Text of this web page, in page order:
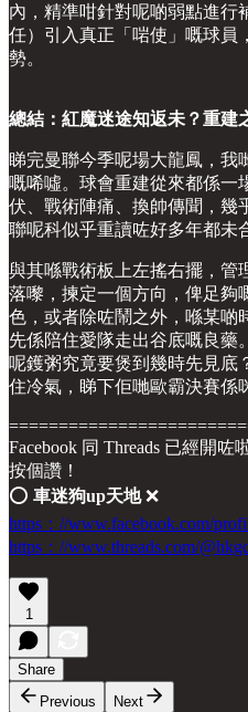
內，精準咁針對呢啲弱點進行
任）引入真正「啱使」嘅球員
勢。
總結：紅魔迷途知返未？重建
睇完曼聯今季呢場大龍鳳，我
嘅唏噓。球會重建從來都係一
伏、戰術陣痛、換帥傳聞，幾
聯呢科似乎重讀咗好多年都未
與其喺戰術板上左搖右擺，管
落嚟，揀定一個方向，俾足夠
色，或者除咗鬧之外，喺某啲
先係陪住愛隊走出谷底嘅良藥
呢鑊粥究竟要煲到幾時先見底
住冷氣，睇下佢哋歐霸決賽係
Facebook 同 Threads 已經開
按個讚！
⭕️ 車迷狗up天地❌
https：//www.facebook.com/
https：//www.threads.com/
1
Share
Previous
Next